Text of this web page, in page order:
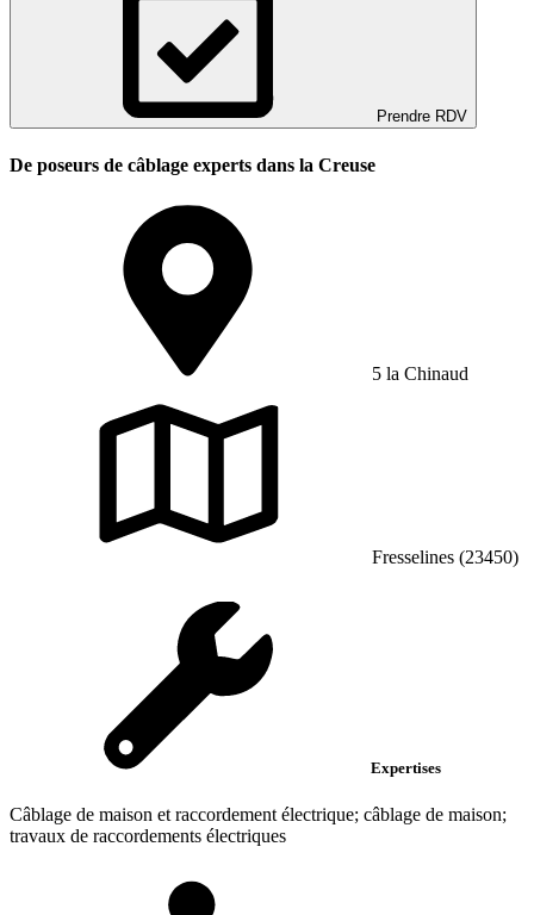
Prendre RDV
De poseurs de câblage experts dans la Creuse
5 la Chinaud
Fresselines (23450)
Expertises
Câblage de maison et raccordement électrique; câblage de maison;
travaux de raccordements électriques